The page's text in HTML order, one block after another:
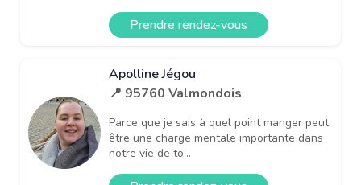
Prendre rendez-vous
Apolline Jégou
📍 95760 Valmondois
Parce que je sais à quel point manger peut
être une charge mentale importante dans
notre vie de to...